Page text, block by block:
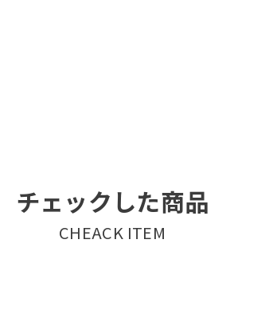
チェックした商品